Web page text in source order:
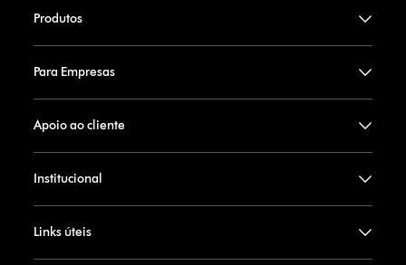
Produtos
Para Empresas
Apoio ao cliente
Institucional
Links úteis